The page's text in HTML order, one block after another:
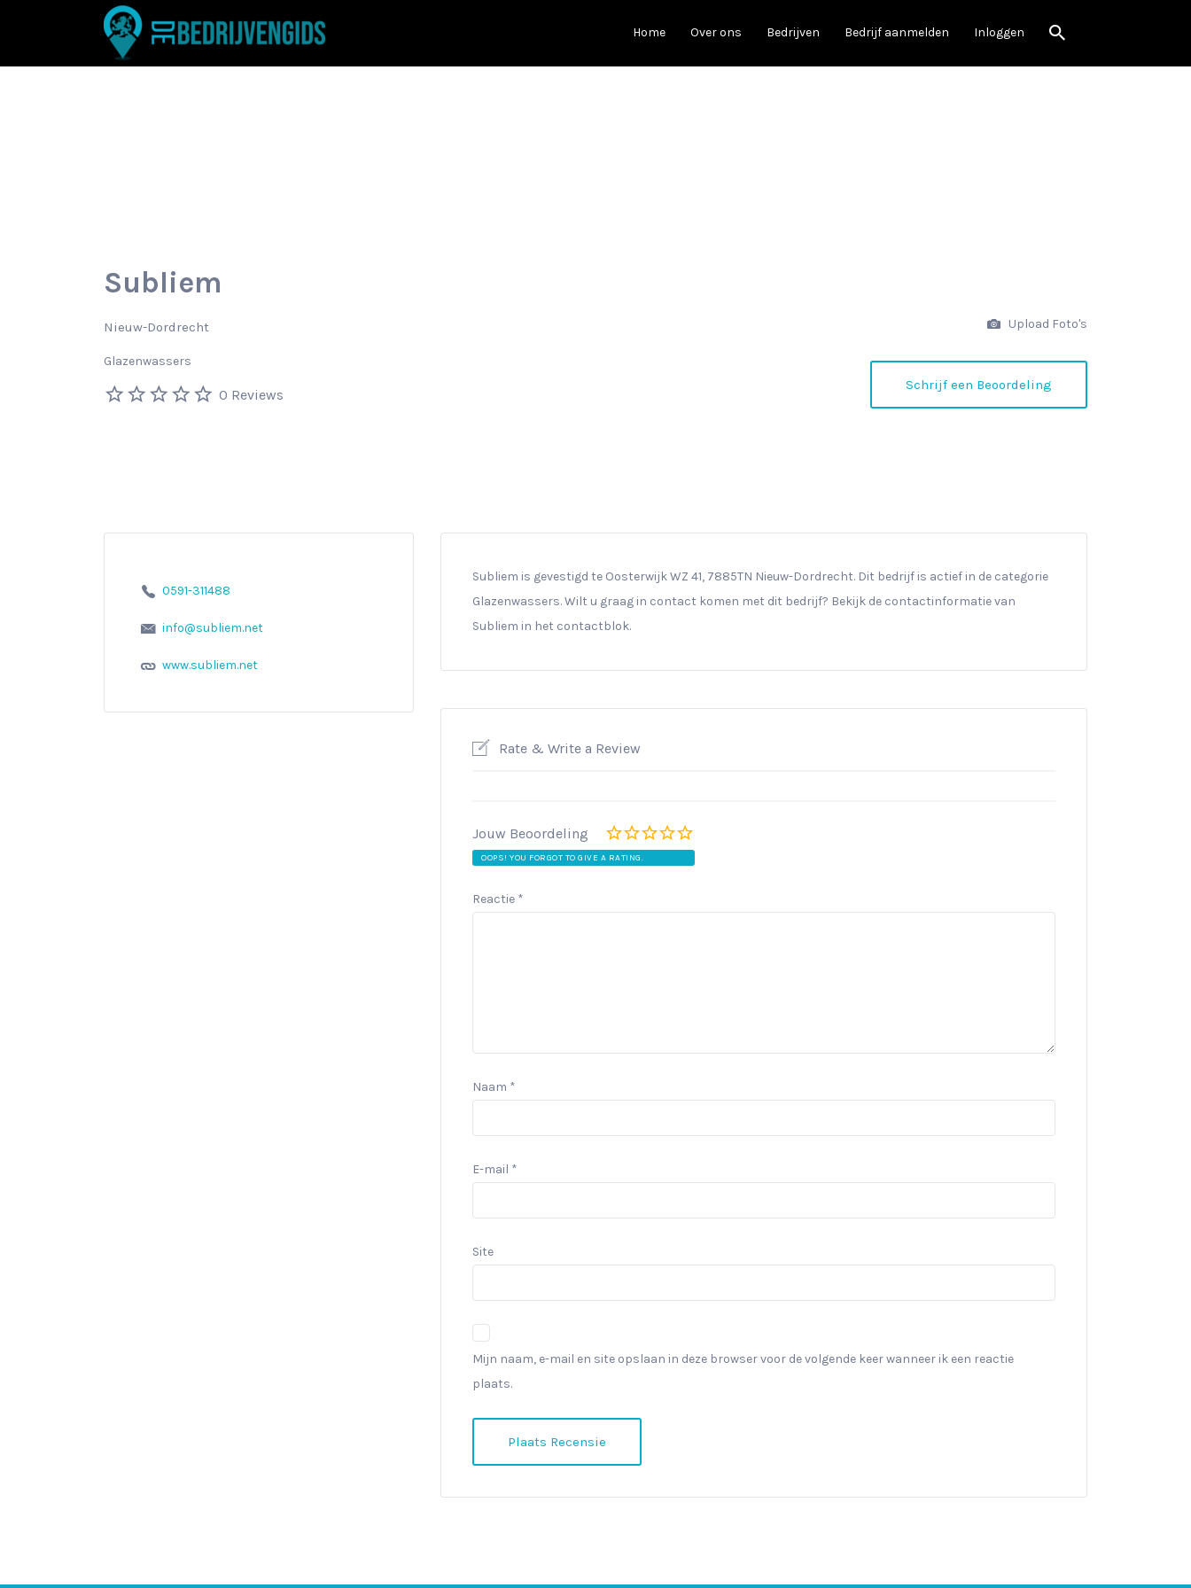
Home Over ons Bedrijven Bedrijf aanmelden Inloggen
Zoek
naar:
Subliem
Nieuw-Dordrecht
Glazenwassers
0 Reviews
Upload Foto's
Schrijf een Beoordeling
0591-311488
info@subliem.net
www.subliem.net
Subliem is gevestigd te Oosterwijk WZ 41, 7885TN Nieuw-Dordrecht. Dit bedrijf is actief in de categorie
Glazenwassers. Wilt u graag in contact komen met dit bedrijf? Bekijk de contactinformatie van
Subliem in het contactblok.
Rate & Write a Review
Jouw Beoordeling
OOPS! YOU FORGOT TO GIVE A RATING.
Reactie *
Naam *
E-mail *
Site
Mijn naam, e-mail en site opslaan in deze browser voor de volgende keer wanneer ik een reactie
plaats.